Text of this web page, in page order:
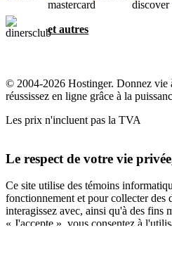
et autres
© 2004-2026 Hostinger. Donnez vie
réussissez en ligne grâce à la
Les prix n'incluent pas la TVA
Le respect de votre vie
Ce site utilise des témoins
fonctionnement et pour collecter des
interagissez avec, ainsi qu'à des fins
« J'accepte », vous consentez à